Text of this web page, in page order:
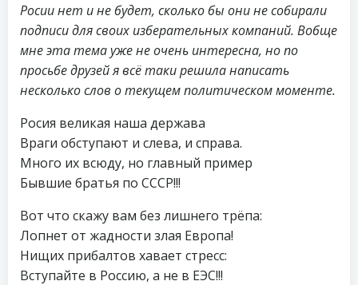
Росии нет и не будет, сколько бы они не собирали
подписи для своих изберательных компаний. Вобще
мне эта тема уже не очень интересна, но по
просьбе друзей я всё таки решила написать
несколько слов о текущем политическом моменте.
Росия великая наша держава
Враги обступают и слева, и справа.
Много их всюду, но главный пример
Бывшие братья по СССР!!!
Вот что скажу вам без лишнего трёпа:
Лопнет от жадности злая Европа!
Нищих прибалтов хавает стресс:
Вступайте в Россию, а не в ЕЭС!!!